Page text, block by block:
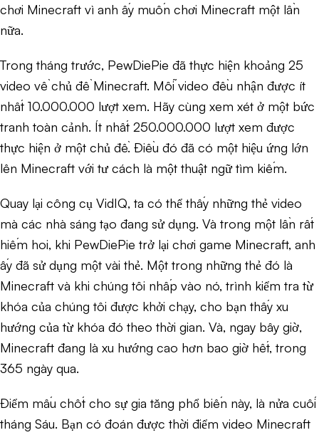
chơi Minecraft vì anh ấy muốn chơi Minecraft một lần
nữa.
Trong tháng trước, PewDiePie đã thực hiện khoảng 25
video về chủ đề Minecraft. Mỗi video đều nhận được ít
nhất 10.000.000 lượt xem. Hãy cùng xem xét ở một bức
tranh toàn cảnh. Ít nhất 250.000.000 lượt xem được
thực hiện ở một chủ đề. Điều đó đã có một hiệu ứng lớn
lên Minecraft với tư cách là một thuật ngữ tìm kiếm.
Quay lại công cụ VidIQ, ta có thể thấy những thẻ video
mà các nhà sáng tạo đang sử dụng. Và trong một lần rất
hiếm hoi, khi PewDiePie trở lại chơi game Minecraft, anh
ấy đã sử dụng một vài thẻ. Một trong những thẻ đó là
Minecraft và khi chúng tôi nhấp vào nó, trình kiểm tra từ
khóa của chúng tôi được khởi chạy, cho bạn thấy xu
hướng của từ khóa đó theo thời gian. Và, ngay bây giờ,
Minecraft đang là xu hướng cao hơn bao giờ hết, trong
365 ngày qua.
Điểm mấu chốt cho sự gia tăng phổ biến này, là nửa cuối
tháng Sáu. Bạn có đoán được thời điểm video Minecraft